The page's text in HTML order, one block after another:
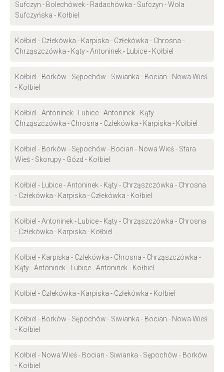
Sufczyn - Bolechówek - Radachówka - Sufczyn - Wola
Sufczyńska - Kołbiel
Kołbiel - Człekówka - Karpiska - Człekówka - Chrosna -
Chrząszczówka - Kąty - Antoninek - Lubice - Kołbiel
Kołbiel - Borków - Sępochów - Siwianka - Bocian - Nowa Wieś
- Kołbiel
Kołbiel - Antoninek - Lubice - Antoninek - Kąty -
Chrząszczówka - Chrosna - Człekówka - Karpiska - Kołbiel
Kołbiel - Borków - Sępochów - Bocian - Nowa Wieś - Stara
Wieś - Skorupy - Gózd - Kołbiel
Kołbiel - Lubice - Antoninek - Kąty - Chrząszczówka - Chrosna
- Człekówka - Karpiska - Człekówka - Kołbiel
Kołbiel - Antoninek - Lubice - Kąty - Chrząszczówka - Chrosna
- Człekówka - Karpiska - Kołbiel
Kołbiel - Karpiska - Człekówka - Chrosna - Chrząszczówka -
Kąty - Antoninek - Lubice - Antoninek - Kołbiel
Kołbiel - Człekówka - Karpiska - Człekówka - Kołbiel
Kołbiel - Borków - Sępochów - Siwianka - Bocian - Nowa Wieś
- Kołbiel
Kołbiel - Nowa Wieś - Bocian - Siwianka - Sępochów - Borków
- Kołbiel